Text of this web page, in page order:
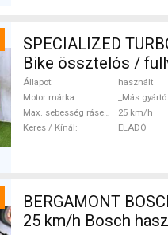
SPECIALIZED
Bike össztelós /
Állapot
használt
Motor márka
_Más gyártó
Max. sebesség rásegítéssel
25 km/h
Keres / Kínál
ELADÓ
BERGAMONT
25 km/h Bosch